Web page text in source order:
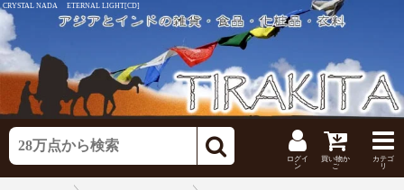
CRYSTAL NADA ETERNAL LIGHT[CD]
ログイ
ン
買い物か
ご
カテゴ
リ